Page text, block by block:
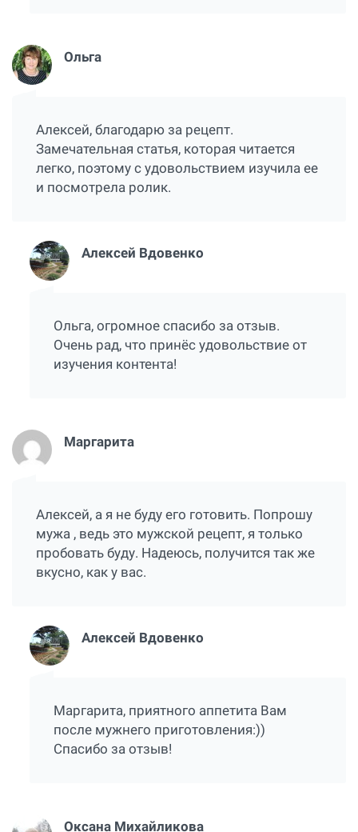
Ольга
Алексей, благодарю за рецепт.
Замечательная статья, которая читается
легко, поэтому с удовольствием изучила ее
и посмотрела ролик.
Алексей Вдовенко
Ольга, огромное спасибо за отзыв.
Очень рад, что принёс удовольствие от
изучения контента!
Маргарита
Алексей, а я не буду его готовить. Попрошу
мужа , ведь это мужской рецепт, я только
пробовать буду. Надеюсь, получится так же
вкусно, как у вас.
Алексей Вдовенко
Маргарита, приятного аппетита Вам
после мужнего приготовления:))
Спасибо за отзыв!
Оксана Михайликова